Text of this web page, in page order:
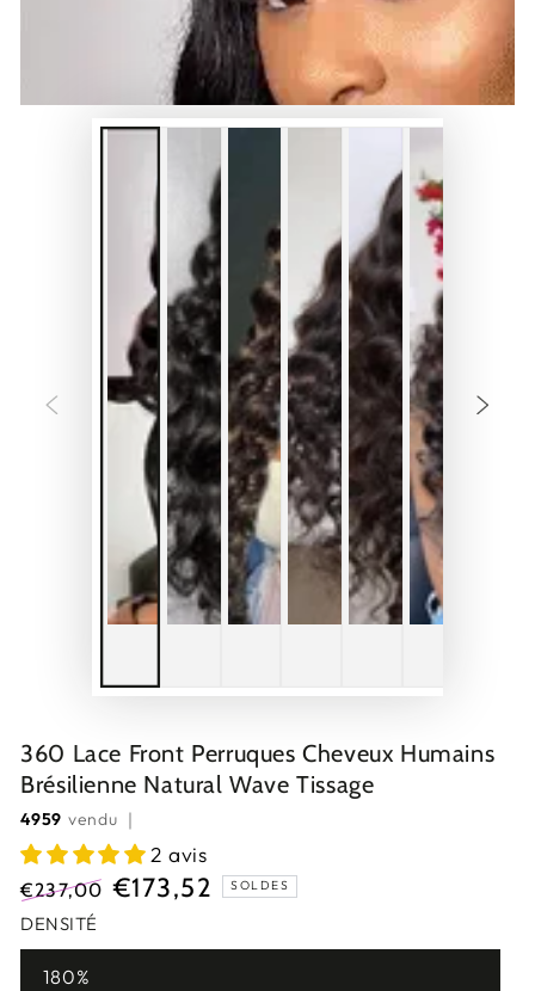
360 Lace Front Perruques Cheveux Humains
Brésilienne Natural Wave Tissage
4959 vendu ｜
2 avis
Prix
normal
€237,00
de
€173,52 SOLDES
DENSITÉ
180%